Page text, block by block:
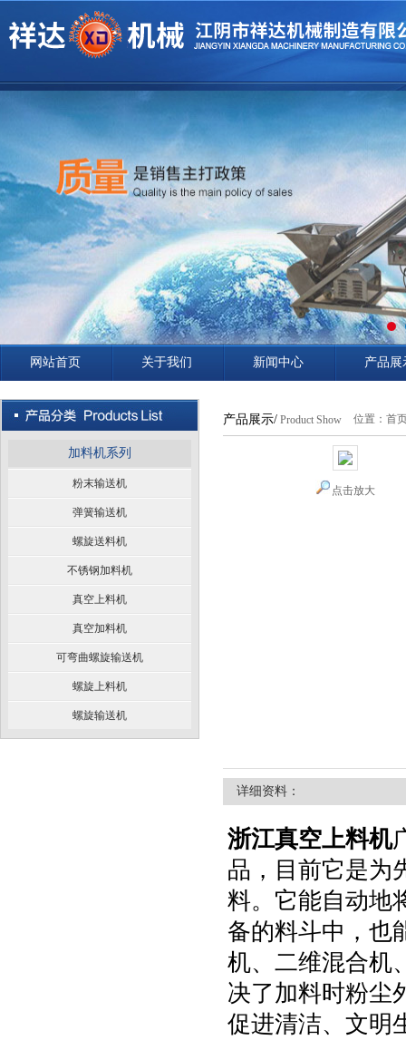
网站首页 关于我们 新闻中心 产品展
加料机系列
粉末输送机
弹簧输送机
螺旋送料机
不锈钢加料机
真空上料机
真空加料机
可弯曲螺旋输送机
螺旋上料机
螺旋输送机
产品展示/ Product Show 位置： 首
点击放大
详细资料：
浙江真空上料机
品，目前它是为
料。它能自动地
备的料斗中，也
机、二维混合机
决了加料时粉尘
促进清洁、文明